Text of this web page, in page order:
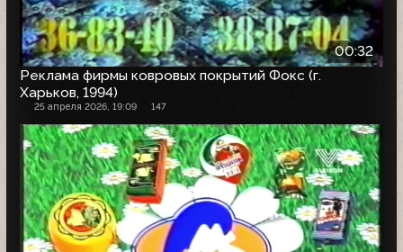
00:32
Реклама фирмы ковровых покрытий Фокс (г.
Харьков, 1994)
25 апреля 2026, 19:09 147